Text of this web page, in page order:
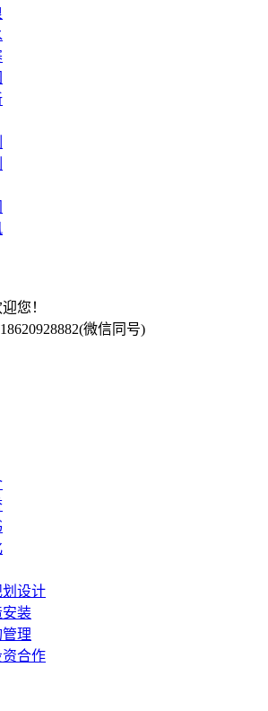
您！
微信同号)
设计
装
理
合作